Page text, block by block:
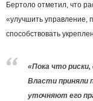
Бертоло отметил, что
«улучшить управление,
способствовать
«Пока что
Власти приняли
уточняют его